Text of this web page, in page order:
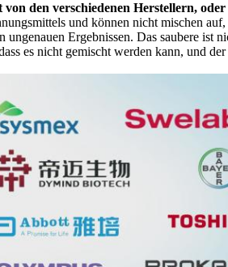
den verschiedenen Herstellern,
und können nicht mischen
Ergebnissen. Das saubere
es nicht gemischt werden kann, und